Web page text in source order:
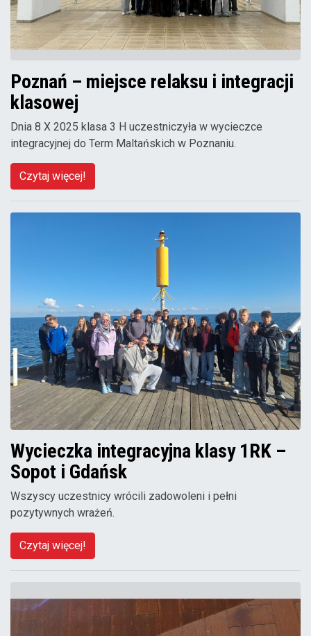
Poznań – miejsce relaksu i integracji
klasowej
Dnia 8 X 2025 klasa 3 H uczestniczyła w wycieczce
integracyjnej do Term Maltańskich w Poznaniu.
Czytaj więcej!
Wycieczka integracyjna klasy 1RK –
Sopot i Gdańsk
Wszyscy uczestnicy wrócili zadowoleni i pełni
pozytywnych wrażeń.
Czytaj więcej!